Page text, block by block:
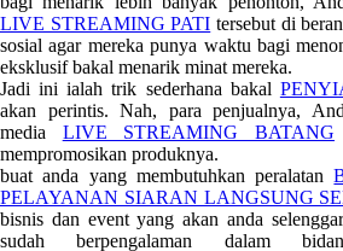
LIVE STREAMING PATI tersebut di
sosial agar mereka punya waktu bagi
eksklusif bakal menarik minat mereka.
Jadi ini ialah trik sederhana bakal
akan perintis. Nah, para penjualnya,
media LIVE STREAMING BATANG
mempromosikan produknya.
buat anda yang membutuhkan peralatan
PELAYANAN SIARAN LANGSUNG
bisnis dan event yang akan anda
sudah berpengalaman dalam